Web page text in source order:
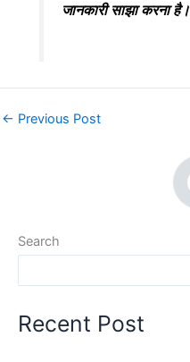
जानकारी साझा करना है।
← Previous Post
Search
Recent Post